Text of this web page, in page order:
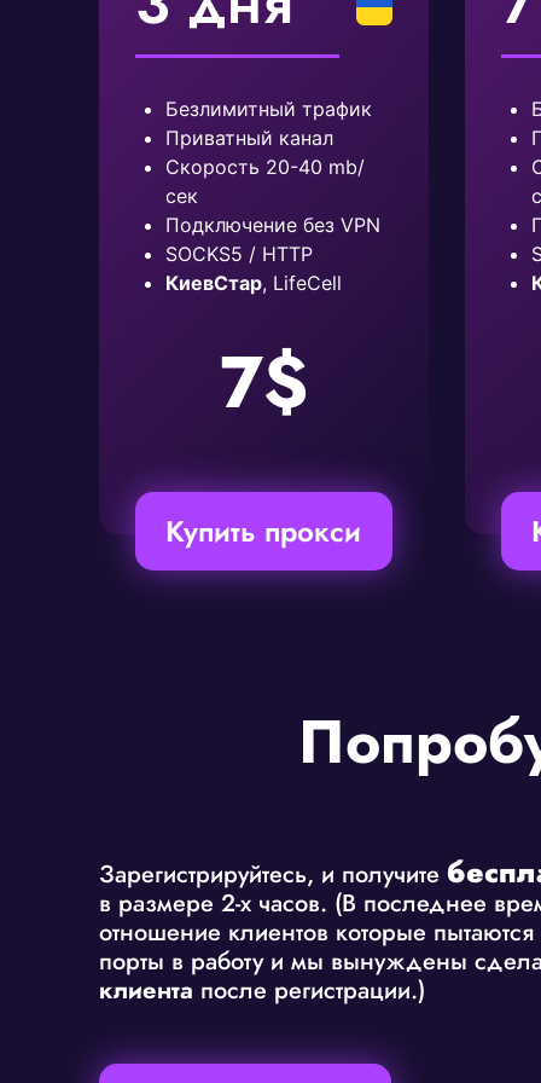
Безлимитный трафик
Приватный канал
Скорость 20-40 mb/
сек
Подключение без VPN
SOCKS5 / HTTP
КиевСтар, LifeCell
7$
Купить прокси
Зарегистрируйтесь, и получите
в размере 2-х часов. (В последнее
отношение клиентов которые
порты в работу и мы вынуждены
клиента после регистрации.)